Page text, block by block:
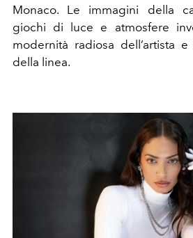
Monaco. Le immagini della
giochi di luce e atmosfere
modernità radiosa dell’artista
della linea.